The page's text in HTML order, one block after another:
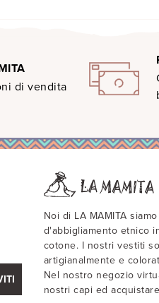
di vendita
Noi di LA MAMITA
d'abbigliamento etnico
cotone. I nostri vestiti
artigianalmente e
Nel nostro negozio
nostri capi ed